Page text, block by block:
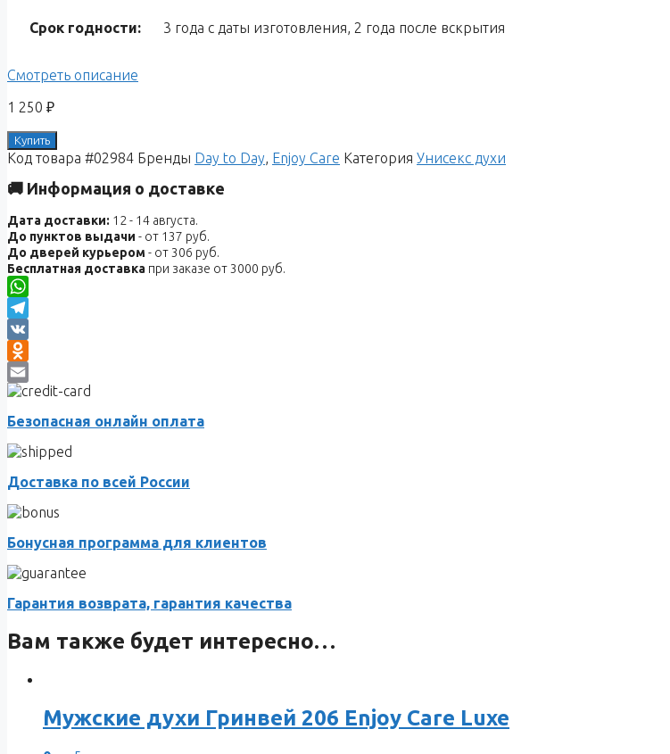
Срок годности: 3 года с даты изготовления, 2 года после вскрытия
Смотреть описание
1 250 ₽
Купить
Код товара #02984 Бренды Day to Day, Enjoy Care Категория Унисекс духи
🚚 Информация о доставке
Дата доставки: 12 - 14 августа.
До пунктов выдачи - от 137 руб.
До дверей курьером - от 306 руб.
Бесплатная доставка при заказе от 3000 руб.
WhatsApp
Telegram
VK
Odnoklassniki
Email
Безопасная онлайн оплата
Доставка по всей России
Бонусная программа для клиентов
Гарантия возврата, гарантия качества
Вам также будет интересно…
Мужские духи Гринвей 206 Enjoy Care Luxe